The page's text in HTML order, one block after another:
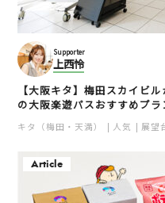
Supporter
上西怜
【大阪キタ】梅田スカイビ
の大阪楽遊パスおすすめプラ
キタ（梅田・天満） 人気 展望
Article